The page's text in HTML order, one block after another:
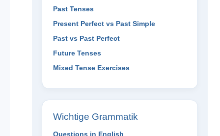
Past Tenses
Present Perfect vs Past Simple
Past vs Past Perfect
Future Tenses
Mixed Tense Exercises
Wichtige Grammatik
Questions in English